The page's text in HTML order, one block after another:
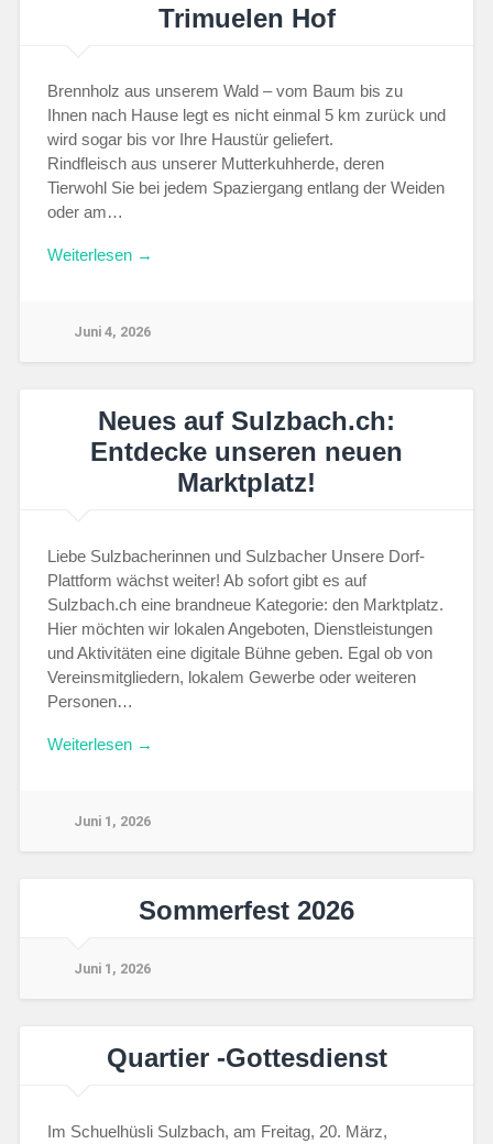
Trimuelen Hof
Brennholz aus unserem Wald – vom Baum bis zu
Ihnen nach Hause legt es nicht einmal 5 km zurück und
wird sogar bis vor Ihre Haustür geliefert.
Rindfleisch aus unserer Mutterkuhherde, deren
Tierwohl Sie bei jedem Spaziergang entlang der Weiden
oder am…
Weiterlesen →
Juni 4, 2026
Neues auf Sulzbach.ch:
Entdecke unseren neuen
Marktplatz!
Liebe Sulzbacherinnen und Sulzbacher Unsere Dorf-
Plattform wächst weiter! Ab sofort gibt es auf
Sulzbach.ch eine brandneue Kategorie: den Marktplatz.
Hier möchten wir lokalen Angeboten, Dienstleistungen
und Aktivitäten eine digitale Bühne geben. Egal ob von
Vereinsmitgliedern, lokalem Gewerbe oder weiteren
Personen…
Weiterlesen →
Juni 1, 2026
Sommerfest 2026
Juni 1, 2026
Quartier -Gottesdienst
Im Schuelhüsli Sulzbach, am Freitag, 20. März,